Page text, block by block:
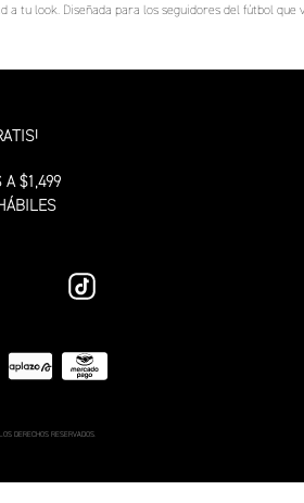
tu look. Diseñada para los seguidores del fútbol
A $1,499
DERECHOS RESERVADOS.